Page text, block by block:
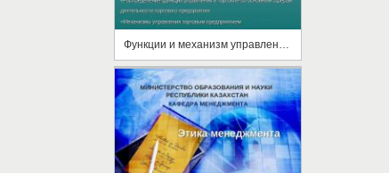
Функции и механизм управления торговым предприятием